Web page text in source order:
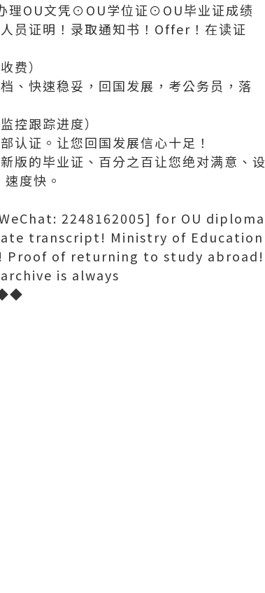
理OU文凭⊙OU学位证⊙OU毕业证成绩
员证明！录取通知书！Offer！在读证
费）
、快速稳妥，回国发展，考公务员，落
控跟踪进度）
认证。让您回国发展信心十足！
版的毕业证、百分之百让您绝对满意、设
度快。
2248162005] for OU diploma
transcript! Ministry of Education
of returning to study abroad!
is always